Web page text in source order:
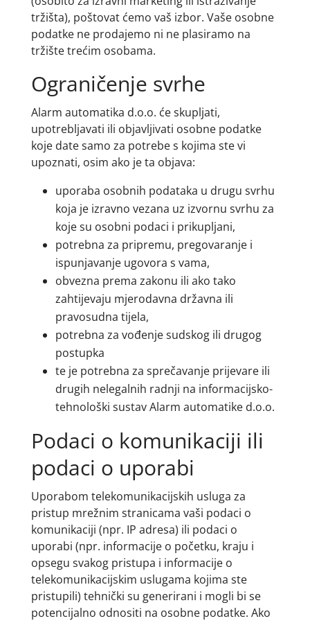
tržišta), poštovat ćemo vaš izbor. Vaše osobne
podatke ne prodajemo ni ne plasiramo na
tržište trećim osobama.
Ograničenje svrhe
Alarm automatika d.o.o. će skupljati,
upotrebljavati ili objavljivati osobne podatke
koje date samo za potrebe s kojima ste vi
upoznati, osim ako je ta objava:
uporaba osobnih podataka u drugu svrhu
koja je izravno vezana uz izvornu svrhu za
koje su osobni podaci i prikupljani,
potrebna za pripremu, pregovaranje i
ispunjavanje ugovora s vama,
obvezna prema zakonu ili ako tako
zahtijevaju mjerodavna državna ili
pravosudna tijela,
potrebna za vođenje sudskog ili drugog
postupka
te je potrebna za sprečavanje prijevare ili
drugih nelegalnih radnji na informacijsko-
tehnološki sustav Alarm automatike d.o.o.
Podaci o komunikaciji ili
podaci o uporabi
Uporabom telekomunikacijskih usluga za
pristup mrežnim stranicama vaši podaci o
komunikaciji (npr. IP adresa) ili podaci o
uporabi (npr. informacije o početku, kraju i
opsegu svakog pristupa i informacije o
telekomunikacijskim uslugama kojima ste
pristupili) tehnički su generirani i mogli bi se
potencijalno odnositi na osobne podatke. Ako